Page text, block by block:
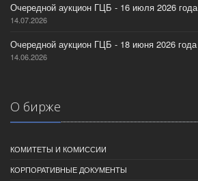
Очередной аукцион ГЦБ - 16 июля 2026 года
14.07.2026
Очередной аукцион ГЦБ - 18 июня 2026 года
14.06.2026
О бирже
КОМИТЕТЫ И КОМИССИИ
КОРПОРАТИВНЫЕ ДОКУМЕНТЫ